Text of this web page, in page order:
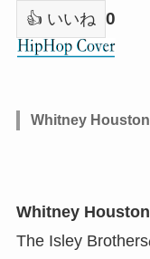
👍 いいね 0
Whitney
Whitney
The Isley